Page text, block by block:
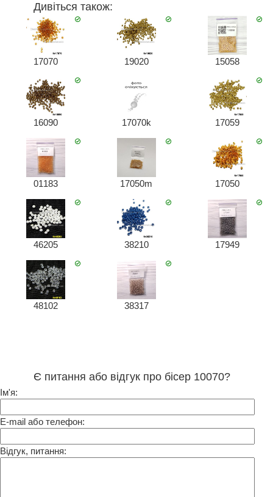
Дивіться також:
17070 19020 15058
16090 17070k 17059
01183 17050m 17050
46205 38210 17949
48102 38317
Є питання або відгук про бісер 10070?
Ім'я:
E-mail або телефон:
Відгук, питання: